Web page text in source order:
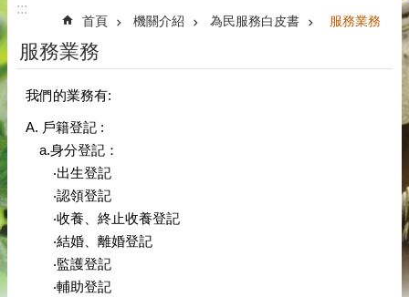
:::
首頁 機關介紹 為民服務白皮書 服務業務
服務業務
我們的業務有:
A. 戶籍登記 :
a.身分登記：
‧出生登記
‧認領登記
‧收養、終止收養登記
‧結婚、離婚登記
‧監護登記
‧輔助登記